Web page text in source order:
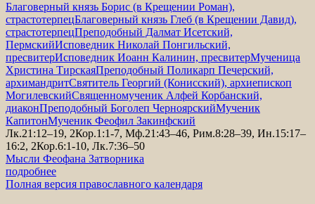
Благоверный князь Борис (в Крещении Роман),
страстотерпецБлаговерный князь Глеб (в Крещении Давид),
страстотерпецПреподобный Далмат Исетский,
ПермскийИсповедник Николай Понгильский,
пресвитерИсповедник Иоанн Калинин, пресвитерМученица
Христина ТирскаяПреподобный Поликарп Печерский,
архимандритСвятитель Георгий (Конисский), архиепископ
МогилевскийСвященномученик Алфей Корбанский,
диаконПреподобный Боголеп ЧерноярскийМученик
КапитонМученик Феофил Закинфский
Лк.21:12–19, 2Кор.1:1-7, Мф.21:43–46, Рим.8:28–39, Ин.15:17–
16:2, 2Кор.6:1-10, Лк.7:36–50
Мысли Феофана Затворника
подробнее
Полная версия православного календаря